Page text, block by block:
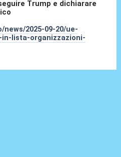
Trump e dichiarare
2025-09-20/ue-
lista-organizzazioni-